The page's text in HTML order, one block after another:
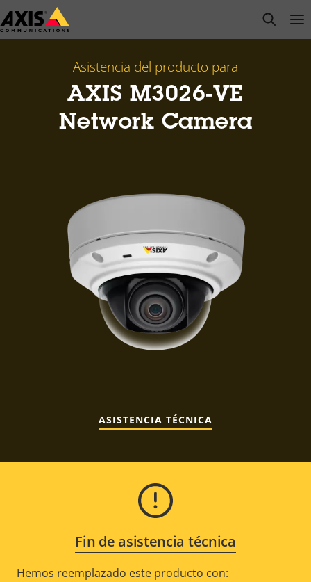
Saltar
al
open
Asistencia del producto para
AXIS M3026-VE
Network Camera
ASISTENCIA TÉCNICA
Fin de asistencia técnica
Hemos reemplazado este producto con: